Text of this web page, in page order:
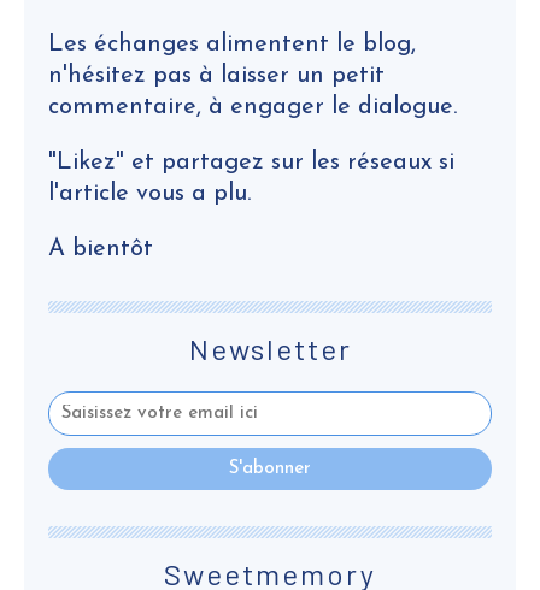
Newsletter
Sweetmemory
Les échanges alimentent le blog,
n'hésitez pas à laisser un petit
commentaire, à engager le dialogue.
"Likez" et partagez sur les réseaux si
l'article vous a plu.
A bientôt